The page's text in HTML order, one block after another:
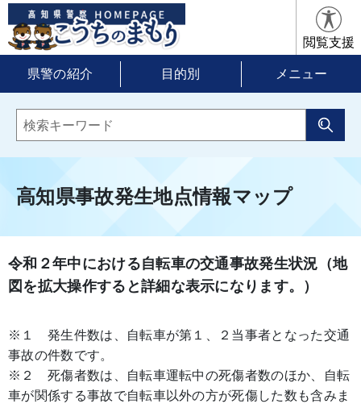
閲覧支援
県警の紹介 目的別 メニュー
高知県事故発生地点情報マップ
令和２年中における自転車の交通事故発生状況（地
図を拡大操作すると詳細な表示になります。）
※１ 発生件数は、自転車が第１、２当事者となった交通
事故の件数です。
※２ 死傷者数は、自転車運転中の死傷者数のほか、自転
車が関係する事故で自転車以外の方が死傷した数も含みま